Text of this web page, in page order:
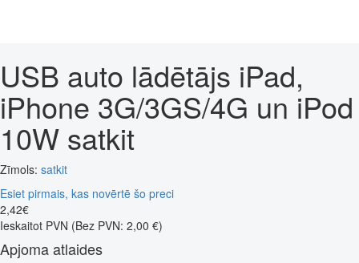
USB auto lādētājs iPad,
iPhone 3G/3GS/4G un iPod
10W satkit
Zīmols: satkit
Esiet pirmais, kas novērtē šo preci
2,42€
Ieskaitot PVN (Bez PVN: 2,00 €)
Apjoma atlaides